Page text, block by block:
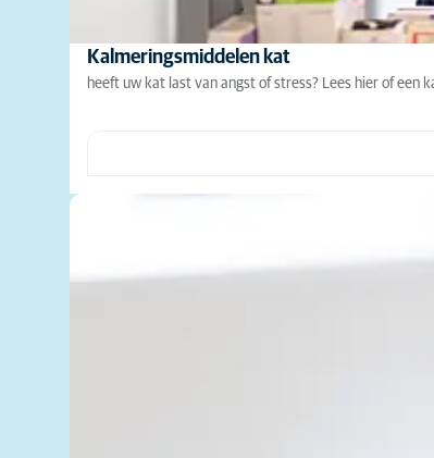
Kalmeringsmiddelen kat
heeft uw kat last van angst of stress? Lees hier of een